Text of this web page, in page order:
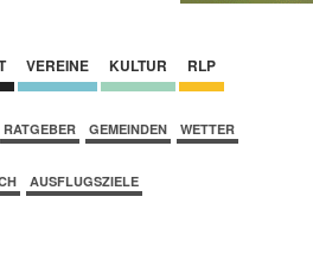
VEREINE KULTUR RLP
RATGEBER GEMEINDEN WETTER
AUSFLUGSZIELE